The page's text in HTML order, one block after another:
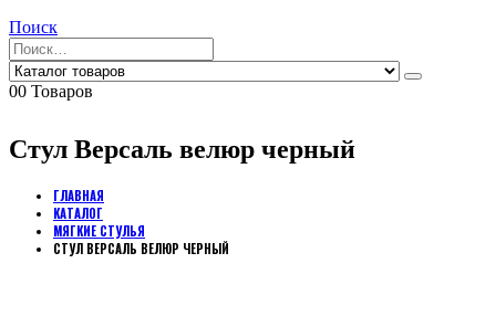
Поиск
00 Товаров
Стул Версаль велюр черный
ГЛАВНАЯ
КАТАЛОГ
МЯГКИЕ СТУЛЬЯ
СТУЛ ВЕРСАЛЬ ВЕЛЮР ЧЕРНЫЙ